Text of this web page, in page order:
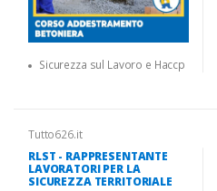
Sicurezza sul Lavoro e Haccp
Tutto626.it
RLST - RAPPRESENTANTE
LAVORATORI PER LA
SICUREZZA TERRITORIALE